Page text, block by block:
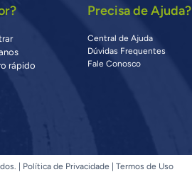
rápido
Precisa de Ajuda?
Central de Ajuda
Dúvidas Frequentes
Fale Conosco
| Política de Privacidade Termos de Uso